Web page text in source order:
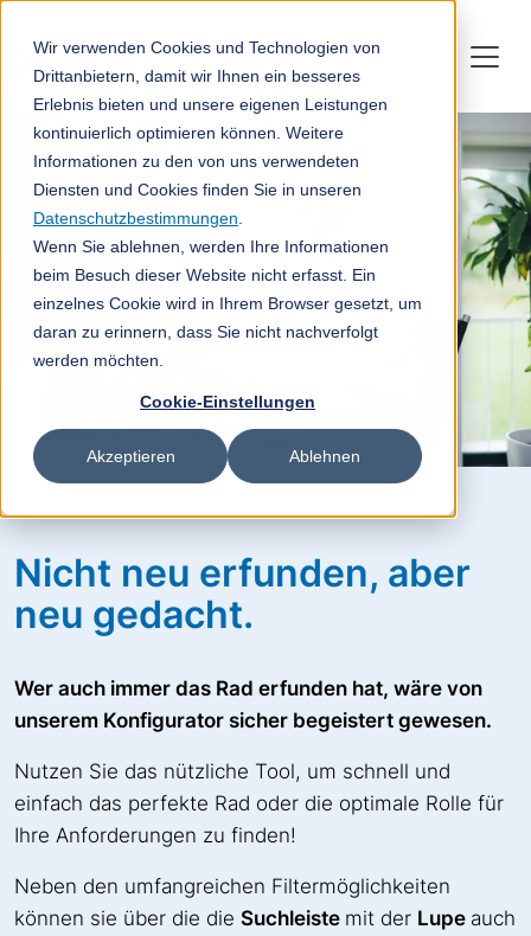
Wir verwenden Cookies und Technologien von
Drittanbietern, damit wir Ihnen ein besseres
Erlebnis bieten und unsere eigenen Leistungen
kontinuierlich optimieren können. Weitere
Informationen zu den von uns verwendeten
Diensten und Cookies finden Sie in unseren
Datenschutzbestimmungen
Wenn Sie ablehnen, werden Ihre Informationen
beim Besuch dieser Website nicht erfasst. Ein
einzelnes Cookie wird in Ihrem Browser gesetzt, um
daran zu erinnern, dass Sie nicht nachverfolgt
werden möchten.
Cookie-Einstellungen
Akzeptieren Ablehnen
Nicht neu erfunden, aber
neu gedacht.
Wer auch immer das Rad erfunden hat, wäre von
unserem Konfigurator sicher begeistert gewesen.
Nutzen Sie das nützliche Tool, um schnell und
einfach das perfekte Rad oder die optimale Rolle für
Ihre Anforderungen zu finden!
Neben den umfangreichen Filtermöglichkeiten
können sie über die die Suchleiste mit der Lupe auch